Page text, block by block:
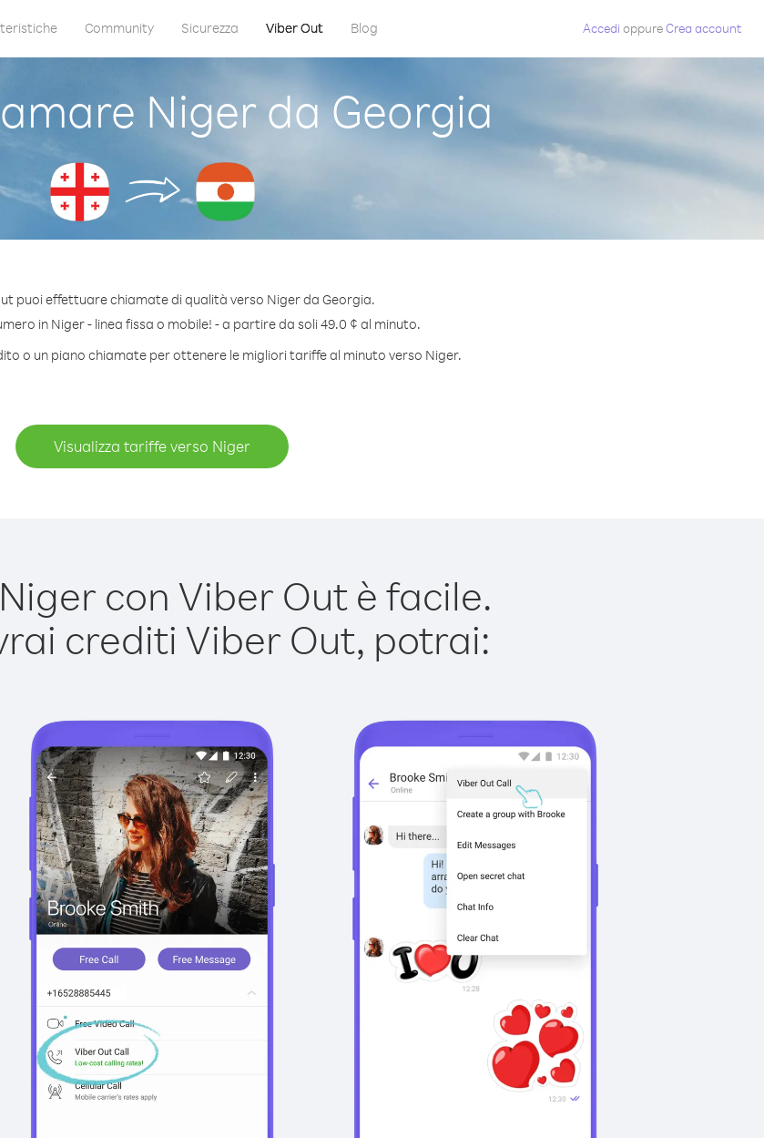
Community Sicurezza Viber Out Blog Accedi oppureCrea account
Niger da Georgia
puoi effettuare chiamate di qualità verso Niger da Georgia.
in Niger - linea fissa o mobile! - a partire da soli 49.0 ¢ al minuto.
o un piano chiamate per ottenere le migliori tariffe al minuto verso Niger.
Visualizza tariffe verso Niger
con Viber Out è facile.
crediti Viber Out, potrai: